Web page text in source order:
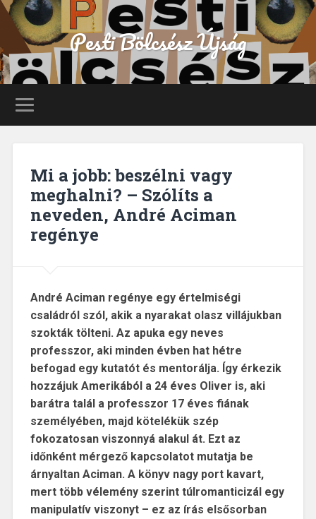
Pesti Bölcsész Újság
Mi a jobb: beszélni vagy
meghalni? – Szólíts a
neveden, André Aciman
regénye
André Aciman regénye egy értelmiségi
családról szól, akik a nyarakat olasz villájukban
szokták tölteni. Az apuka egy neves
professzor, aki minden évben hat hétre
befogad egy kutatót és mentorálja. Így érkezik
hozzájuk Amerikából a 24 éves Oliver is, aki
barátra talál a professzor 17 éves fiának
személyében, majd kötelékük szép
fokozatosan viszonnyá alakul át. Ezt az
időnként mérgező kapcsolatot mutatja be
árnyaltan Aciman. A könyv nagy port kavart,
mert több vélemény szerint túlromanticizál egy
manipulatív viszonyt – ez az írás elsősorban